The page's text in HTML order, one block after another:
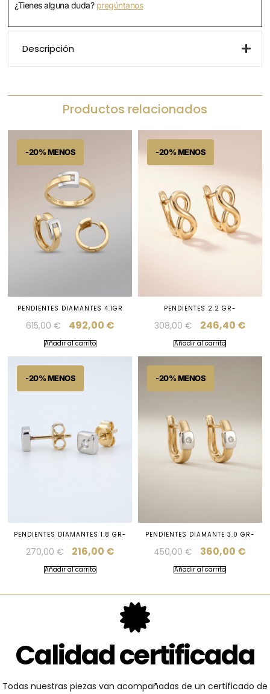
¿Tienes alguna duda? pregúntanos
Descripción
Productos relacionados
PENDIENTES DIAMANTES 4.1GR
615,00 € 492,00 €
Añadir al carrito
PENDIENTES 2.2 GR-
308,00 € 246,40 €
Añadir al carrito
PENDIENTES DIAMANTES 1.8 GR-
270,00 € 216,00 €
Añadir al carrito
PENDIENTES DIAMANTE 3.0 GR-
450,00€ 360,00 €
Añadir al carrito
Calidad certificada
Todas nuestras piezas van acompañadas de un certificado de